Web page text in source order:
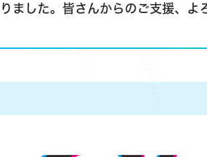
りました。皆さんからのご支援、よ